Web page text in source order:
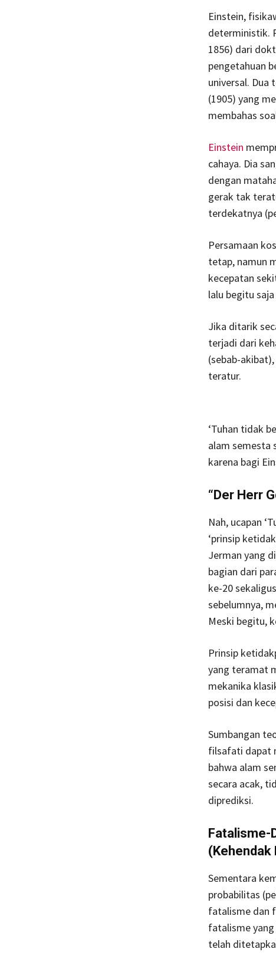
Einstein,
deterministik.
1856) dari
pengetahuan
universal. Dua
(1905) yang
membahas
Einstein
cahaya. Dia
dengan
gerak tak
terdekatnya
Persamaan
tetap, namun
kecepatan
lalu begitu
Jika ditarik
terjadi dari
(sebab-
teratur.
‘Tuhan tidak
alam semesta
karena bagi
“Der Herr
Nah, ucapan
‘prinsip
Jerman yang
bagian dari
ke-20
sebelumnya,
Meski begitu,
Prinsip
yang teramat
mekanika
posisi dan
Sumbangan
filsafati dapat
bahwa alam
secara acak,
diprediksi.
Fatalisme-
(Kehendak
Sementara
probabilitas
fatalisme dan
fatalisme
telah